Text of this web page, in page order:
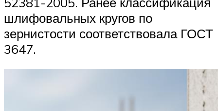
шлифовальных кругов по
зернистости соответствовала ГОСТ
3647.